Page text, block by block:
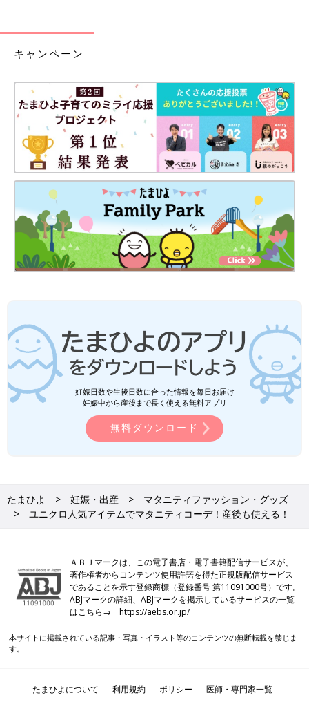
キャンペーン
妊娠日数や生後日数に合った情報を毎日お届け
妊娠中から産後まで長く使える無料アプリ
無料ダウンロード
たまひよ 妊娠・出産
マタニティファッション・グッズ
ユニクロ人気アイテムでマタニティコーデ！産後も使える！
ＡＢＪマークは、この電子書店・電子書籍配信サービスが、
著作権者からコンテンツ使用許諾を得た正規版配信サービス
であることを示す登録商標（登録番号 第11091000号）です。
ABJマークの詳細、ABJマークを掲示しているサービスの一覧
はこちら→https://aebs.or.jp/
本サイトに掲載されている記事・写真・イラスト等のコンテンツの無断転載を禁じま
す。
たまひよについて 利用規約 ポリシー
医師・専門家一覧